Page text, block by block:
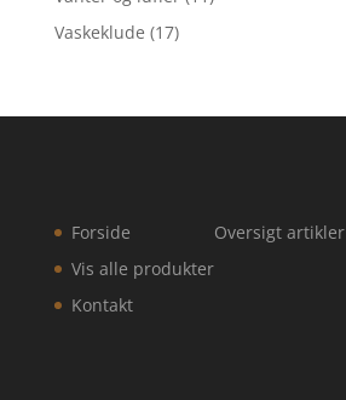
Vaskeklude (17)
Forside
Vis alle produkter
Kontakt
Oversigt artikler